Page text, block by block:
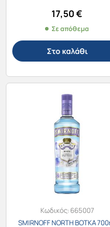
17,50€
Σε απόθεμα
Στο καλάθι
Κωδικός:665007
SMIRNOFF NORTH ΒΟΤΚΑ